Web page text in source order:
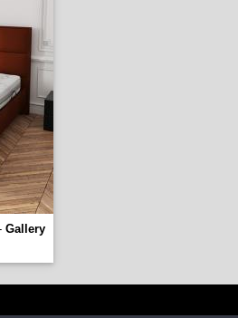
Gallery